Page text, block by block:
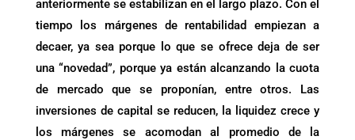
anteriormente se estabilizan en el largo plazo. Con el
tiempo los márgenes de rentabilidad empiezan a
decaer, ya sea porque lo que se ofrece deja de ser
una “novedad”, porque ya están alcanzando la cuota
de mercado que se proponían, entre otros. Las
inversiones de capital se reducen, la liquidez crece y
los márgenes se acomodan al promedio de la